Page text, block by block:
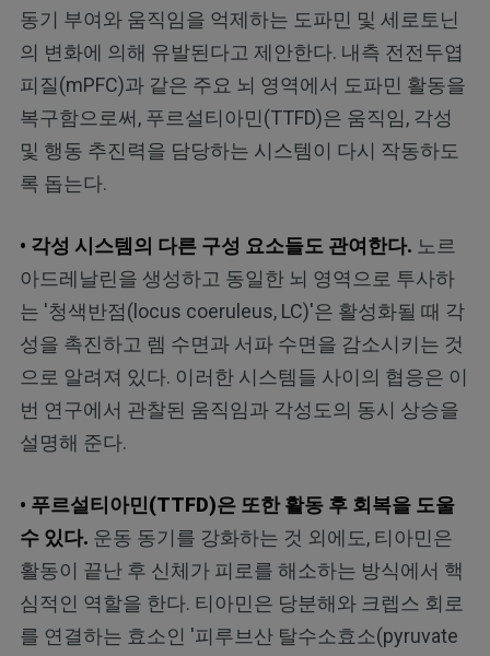
동기 부여와 움직임을 억제하는 도파민 및 세로토닌
의 변화에 의해 유발된다고 제안한다. 내측 전전두엽
피질(mPFC)과 같은 주요 뇌 영역에서 도파민 활동을
복구함으로써, 푸르설티아민(TTFD)은 움직임, 각성
및 행동 추진력을 담당하는 시스템이 다시 작동하도
록 돕는다.
• 각성 시스템의 다른 구성 요소들도 관여한다. 노르
아드레날린을 생성하고 동일한 뇌 영역으로 투사하
는 '청색반점(locus coeruleus, LC)'은 활성화될 때 각
성을 촉진하고 렘 수면과 서파 수면을 감소시키는 것
으로 알려져 있다. 이러한 시스템들 사이의 협응은 이
번 연구에서 관찰된 움직임과 각성도의 동시 상승을
설명해 준다.
• 푸르설티아민(TTFD)은 또한 활동 후 회복을 도울
수 있다. 운동 동기를 강화하는 것 외에도, 티아민은
활동이 끝난 후 신체가 피로를 해소하는 방식에서 핵
심적인 역할을 한다. 티아민은 당분해와 크렙스 회로
를 연결하는 효소인 '피루브산 탈수소효소(pyruvate